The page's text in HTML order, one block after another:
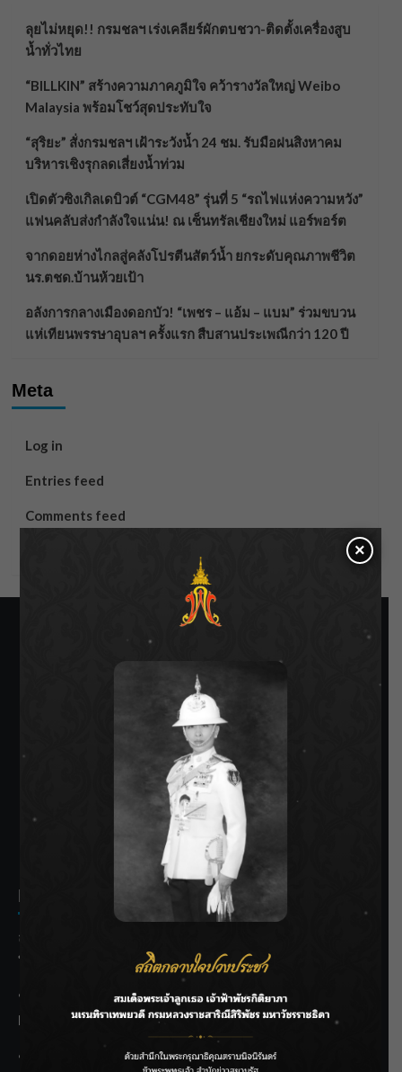
ลุยไม่หยุด!! กรมชลฯ เร่งเคลียร์ผักตบชวา-ติดตั้งเครื่องสูบ
น้ำทั่วไทย
“BILLKIN” สร้างความภาคภูมิใจ คว้ารางวัลใหญ่ Weibo
Malaysia พร้อมโชว์สุดประทับใจ
“สุริยะ” สั่งกรมชลฯ เฝ้าระวังน้ำ 24 ชม. รับมือฝนสิงหาคม
บริหารเชิงรุกลดเสี่ยงน้ำท่วม
เปิดตัวซิงเกิลเดบิวต์ “CGM48” รุ่นที่ 5 “รถไฟแห่งความหวัง”
แฟนคลับส่งกำลังใจแน่น! ณ เซ็นทรัลเชียงใหม่ แอร์พอร์ต
จากดอยห่างไกลสู่คลังโปรตีนสัตว์น้ำ ยกระดับคุณภาพชีวิต
นร.ตชด.บ้านห้วยเป้า
อลังการกลางเมืองดอกบัว! “เพชร – แอ้ม – แบม” ร่วมขบวน
แห่เทียนพรรษาอุบลฯ ครั้งแรก สืบสานประเพณีกว่า 120 ปี
Meta
Log in
Entries feed
Comments feed
SIAMRATH VARIETY
THE BEST ENTERTAINMENT
Recent Posts
ลุยไม่หยุด!! กรมชลฯ เร่งเคลียร์ผักตบชวา-ติดตั้งเครื่องสูบน้ำ
ทั่วไทย
“BILLKIN” สร้างความภาคภูมิใจ คว้ารางวัลใหญ่ Weibo
Malaysia พร้อมโชว์สุดประทับใจ
“สุริยะ” สั่งกรมชลฯ เฝ้าระวังน้ำ 24 ชม. รับมือฝนสิงหาคม
×